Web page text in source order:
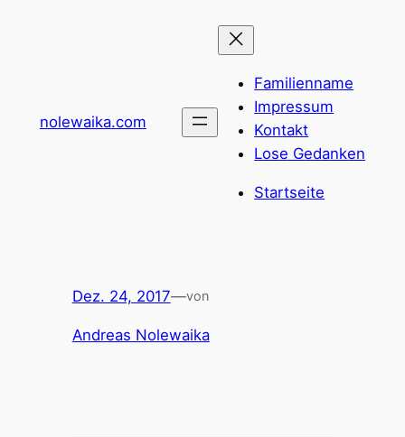
nolewaika.com
Familienname
Impressum
Kontakt
Lose Gedanken
Startseite
Dez. 24, 2017—von
Andreas Nolewaika